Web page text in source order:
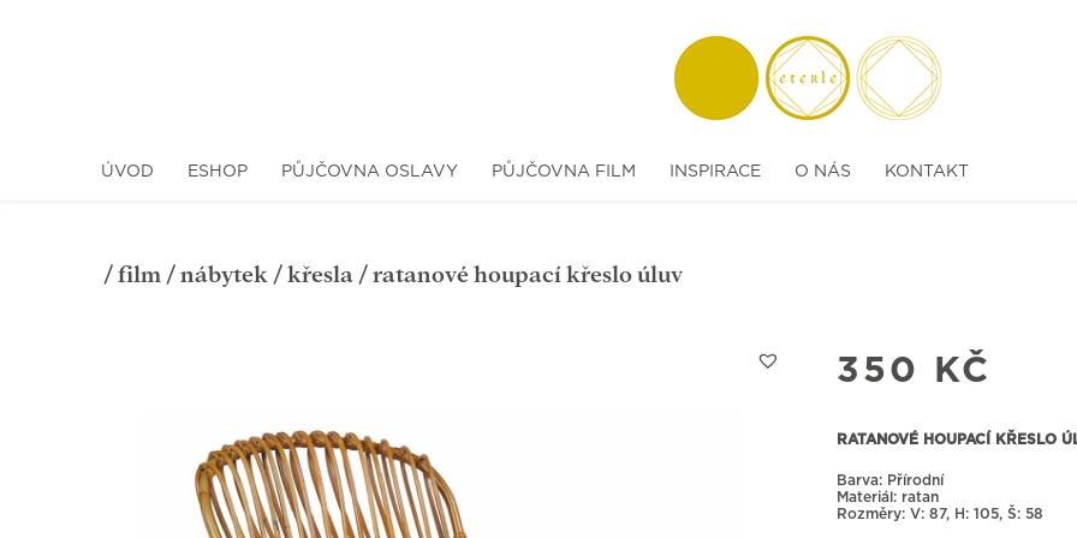
ÚVOD ESHOP PŮJČOVNA OSLAVY PŮJČOVNA FILM INSPIRACE O NÁS KONTAKT
/ film / nábytek / křesla / ratanové houpací křeslo úluv
350 KČ
RATANOVÉ HOUPACÍ KŘESLO
Barva: Přírodní
Materiál: ratan
Rozměry:
87, H: 105, Š: 58